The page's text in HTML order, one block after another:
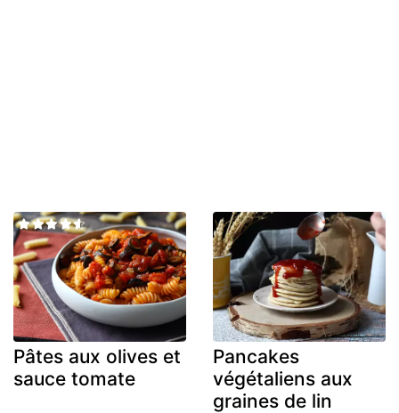
Pâtes aux olives et
sauce tomate
Pancakes
végétaliens aux
graines de lin